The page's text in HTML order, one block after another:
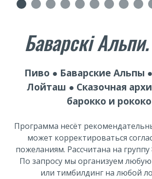
Баварскі
Пиво ● Баварские Альпы
Лойташ ● Сказочная
барокко и рококо
Программа несёт
может корректироваться
пожеланиям. Рассчитана на группу
По запросу мы организуем
или тимбилдинг на любой